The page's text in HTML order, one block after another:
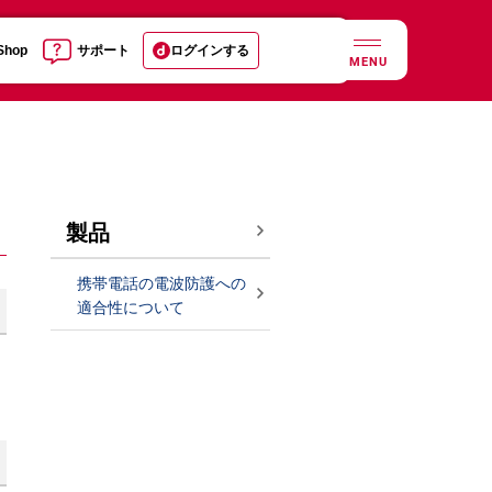
サポート ログインする
MENU
製品
携帯電話の電波防護への
適合性について